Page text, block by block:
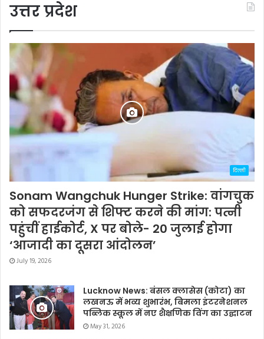
उत्तर प्रदेश
दिल्ली
Sonam Wangchuk Hunger Strike: वांगचुक
को सफदरजंग से शिफ्ट करने की मांग: पत्नी
पहुंचीं हाईकोर्ट, X पर बोले- 20 जुलाई होगा
‘आजादी का दूसरा आंदोलन’
July 19, 2026
Lucknow News: बंसल क्लासेस (कोटा) का
लखनऊ में भव्य शुभारंभ, बिमला इंटरनेशनल
पब्लिक स्कूल में नए शैक्षणिक विंग का उद्घाटन
May 31, 2026